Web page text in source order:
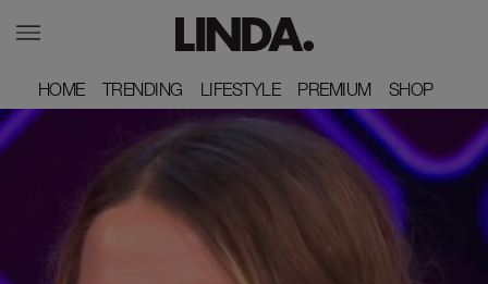
HOME
HOME TRENDING
TRENDING LIFESTYLE
LIFESTYLE PREMIUM
PREMIUM SHOP
SHOP